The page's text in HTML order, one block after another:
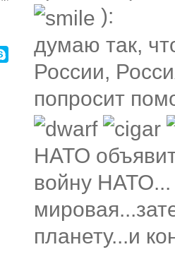
):
думаю так,
России,
попросит
НАТО
войну НАТО...
планету...и